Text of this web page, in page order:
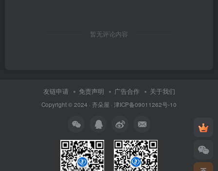
暂无评论内容
友链申请 免责声明 广告合作 关于我们
Copyright © 2024 · 齐朵屋 · 津ICP备09011262号-10